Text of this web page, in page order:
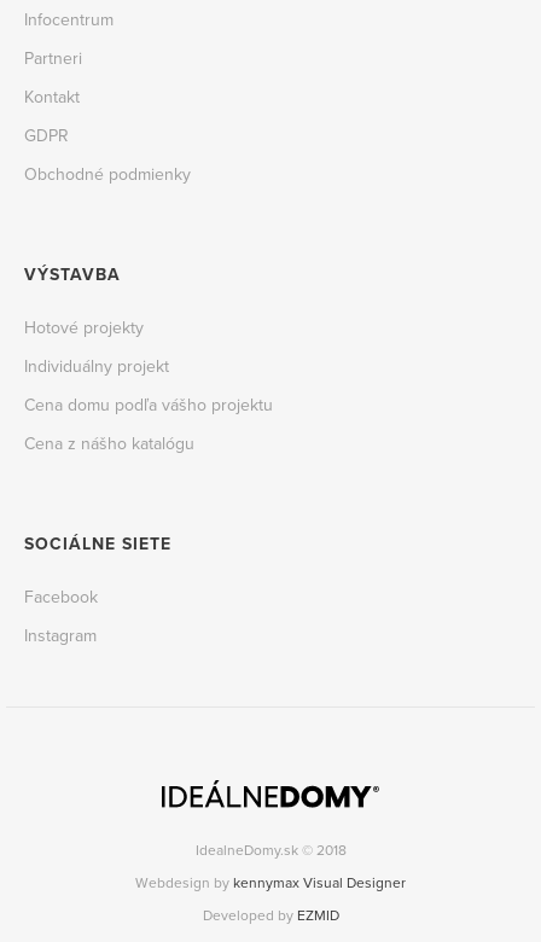
IdealneDomy.sk © 2018
Webdesign by kennymax Visual Designer
Developed by EZMID
Infocentrum
Partneri
Kontakt
GDPR
Obchodné podmienky
VÝSTAVBA
Hotové projekty
Individuálny projekt
Cena domu podľa vášho projektu
Cena z nášho katalógu
SOCIÁLNE SIETE
Facebook
Instagram